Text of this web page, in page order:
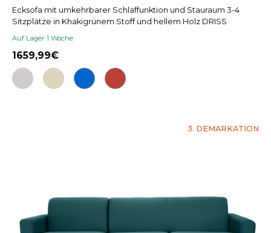
Ecksofa mit umkehrbarer Schlaffunktion und Stauraum 3-4
Sitzplätze in Khakigrünem Stoff und hellem Holz DRISS
Auf Lager 1 Woche
1659,99
3. DEMARKATION